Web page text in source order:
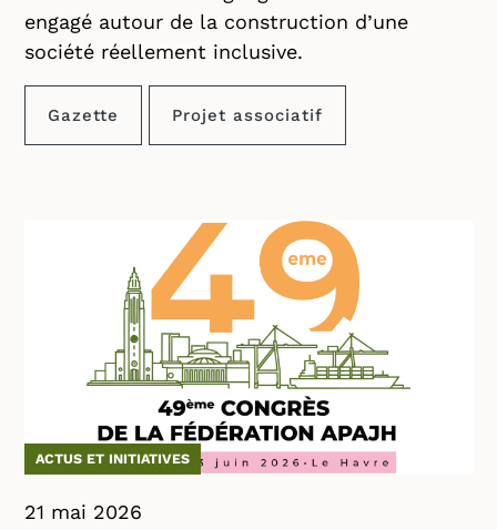
engagé autour de la construction d’une
société réellement inclusive.
Gazette Projet associatif
ACTUS ET INITIATIVES
21 mai 2026